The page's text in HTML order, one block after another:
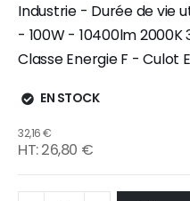
Industrie - Durée de vie
- 100W - 10400lm
Classe Energie F - Culot
EN STOCK
32,16 €
26,80 €